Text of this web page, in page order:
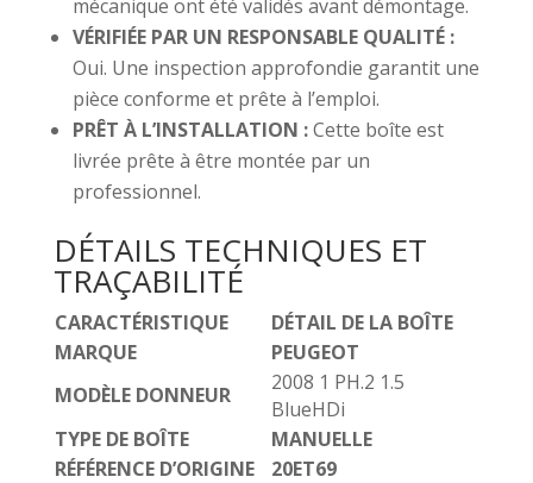
mécanique ont été validés avant démontage.
VÉRIFIÉE PAR UN RESPONSABLE QUALITÉ :
Oui. Une inspection approfondie garantit une
pièce conforme et prête à l’emploi.
PRÊT À L’INSTALLATION :Cette boîte est
livrée prête à être montée par un
professionnel.
DÉTAILS TECHNIQUES ET
TRAÇABILITÉ
CARACTÉRISTIQUE
DÉTAIL DE LA BOÎTE
MARQUE
PEUGEOT
MODÈLE DONNEUR
2008 1 PH.2 1.5
BlueHDi
TYPE DE BOÎTE
MANUELLE
RÉFÉRENCE D’ORIGINE
20ET69